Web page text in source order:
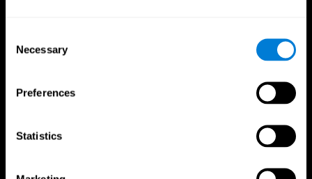
Selection
Necessary
Preferences
Statistics